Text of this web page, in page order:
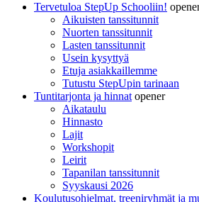
Tervetuloa StepUp Schooliin!
Aikuisten tanssitunnit
Nuorten tanssitunnit
Lasten tanssitunnit
Usein kysyttyä
Etuja asiakkaillemme
Tutustu StepUpin tarinaan
Tuntitarjonta ja hinnat opener
Aikataulu
Hinnasto
Lajit
Workshopit
Leirit
Tapanilan tanssitunnit
Syyskausi 2026
Koulutusohjelmat, treeniryhmät ja